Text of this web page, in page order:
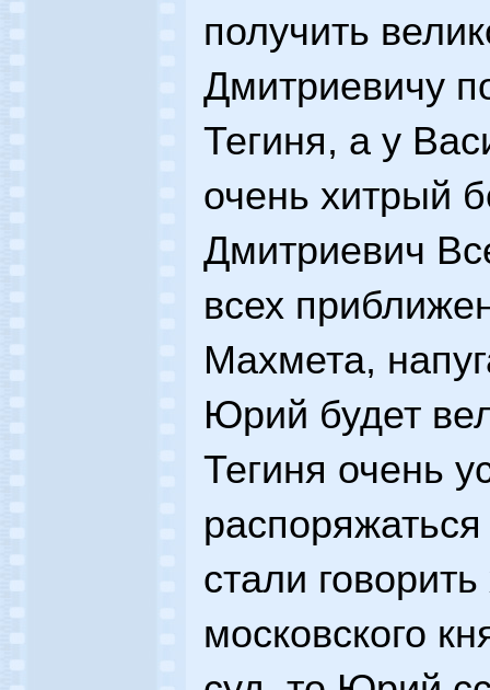
получить
Дмитриевичу
Тегиня, а у
очень хитрый
Дмитриевич
всех
Махмета,
Юрий будет
Тегиня очень
стали
московского